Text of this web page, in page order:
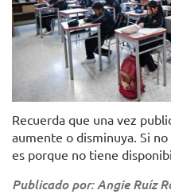
Recuerda que una vez
aumente o disminuya. Si
es porque no tiene
Publicado por: Angie Ruíz